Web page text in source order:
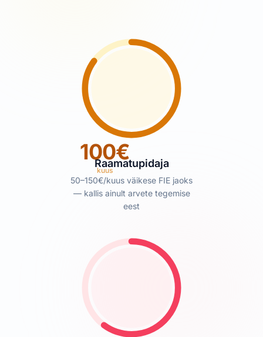
100€
kuus
Raamatupidaja
50–150€/kuus väikese FIE jaoks
— kallis ainult arvete tegemise
eest